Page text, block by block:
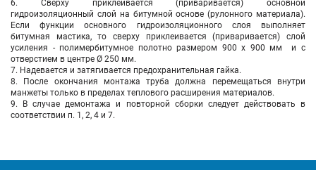
6. Сверху приклеивается (приваривается) основной
гидроизоляционный слой на битумной основе (рулонного материала).
Если функции основного гидроизоляционного слоя выполняет
битумная мастика, то сверху приклеивается (приваривается) слой
усиления - полимербитумное полотно размером 900 х 900 мм и с
отверстием в центре Ø 250 мм.
7. Надевается и затягивается предохранительная гайка.
8. После окончания монтажа труба должна перемещаться внутри
манжеты только в пределах теплового расширения материалов.
9. В случае демонтажа и повторной сборки следует действовать в
соответствии п. 1, 2, 4 и 7.